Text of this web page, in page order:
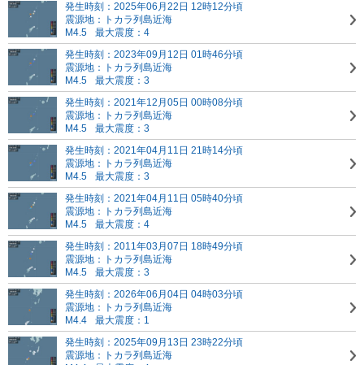
発生時刻：2025年06月22日 12時12分頃
震源地：トカラ列島近海
M4.5
最大震度：4
発生時刻：2023年09月12日 01時46分頃
震源地：トカラ列島近海
M4.5
最大震度：3
発生時刻：2021年12月05日 00時08分頃
震源地：トカラ列島近海
M4.5
最大震度：3
発生時刻：2021年04月11日 21時14分頃
震源地：トカラ列島近海
M4.5
最大震度：3
発生時刻：2021年04月11日 05時40分頃
震源地：トカラ列島近海
M4.5
最大震度：4
発生時刻：2011年03月07日 18時49分頃
震源地：トカラ列島近海
M4.5
最大震度：3
発生時刻：2026年06月04日 04時03分頃
震源地：トカラ列島近海
M4.4
最大震度：1
発生時刻：2025年09月13日 23時22分頃
震源地：トカラ列島近海